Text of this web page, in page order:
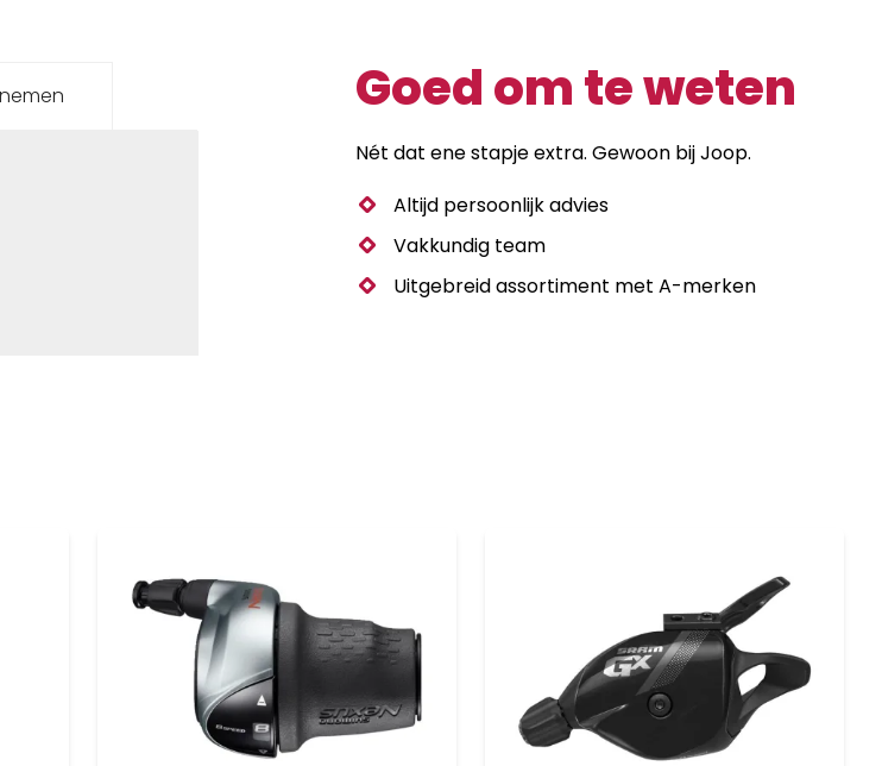
Goed om te weten
Nét dat ene stapje extra. Gewoon bij Joop.
Altijd persoonlijk advies
Vakkundig team
Uitgebreid assortiment met A-merken